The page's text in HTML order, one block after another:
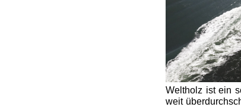
Weltholz ist ein
weit